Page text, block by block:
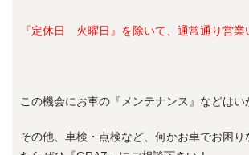
『定休日 火曜日』を除いて、通常通り営業
この機会にお車の『メンテナンス』などはい
その他、車検・点検など、何かお車でお困り